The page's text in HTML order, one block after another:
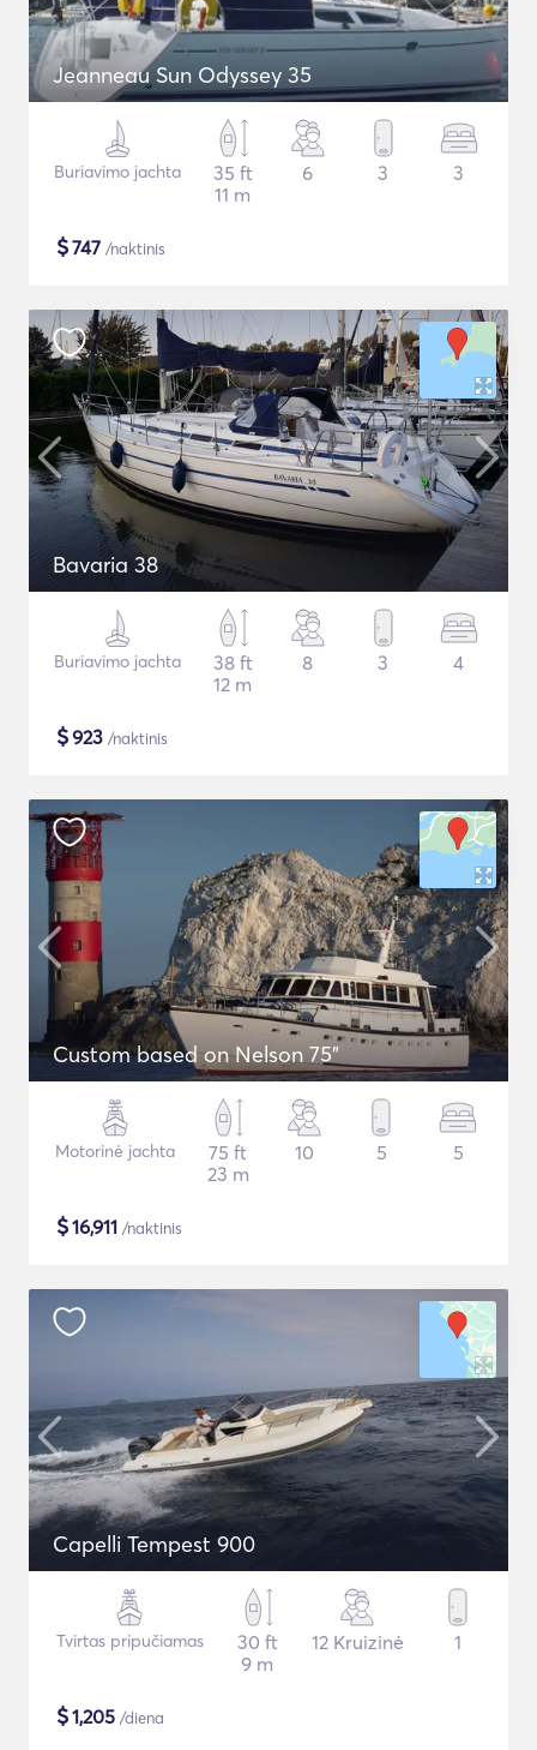
Jeanneau Sun Odyssey 35
Buriavimo jachta
35 ft
11 m
6 3 3
$747 /naktinis
Bavaria 38
Buriavimo jachta
38 ft
12 m
8 3 4
$923 /naktinis
Custom based on Nelson 75"
Motorinė jachta
75 ft
23 m
10 5 5
$16,911 /naktinis
Capelli Tempest 900
Tvirtas pripučiamas
30 ft
9 m
12 Kruizinė 1
$1,205 /diena